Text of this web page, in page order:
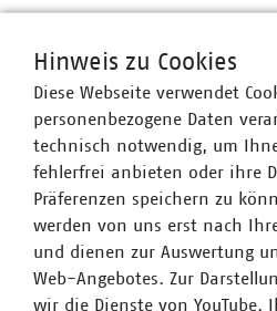
Ansprechpartner
Hinweis zu Cookies
Diese Webseite verwendet
personenbezogene Daten
technisch notwendig, um
fehlerfrei anbieten oder ihre
Präferenzen speichern zu
werden von uns erst nach
und dienen zur Auswertung
Web-Angebotes. Zur
wir die Dienste von YouTube.